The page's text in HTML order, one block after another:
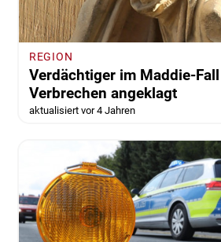
REGION
Verdächtiger im Maddie-
Verbrechen angeklagt
aktualisiert vor 4 Jahren